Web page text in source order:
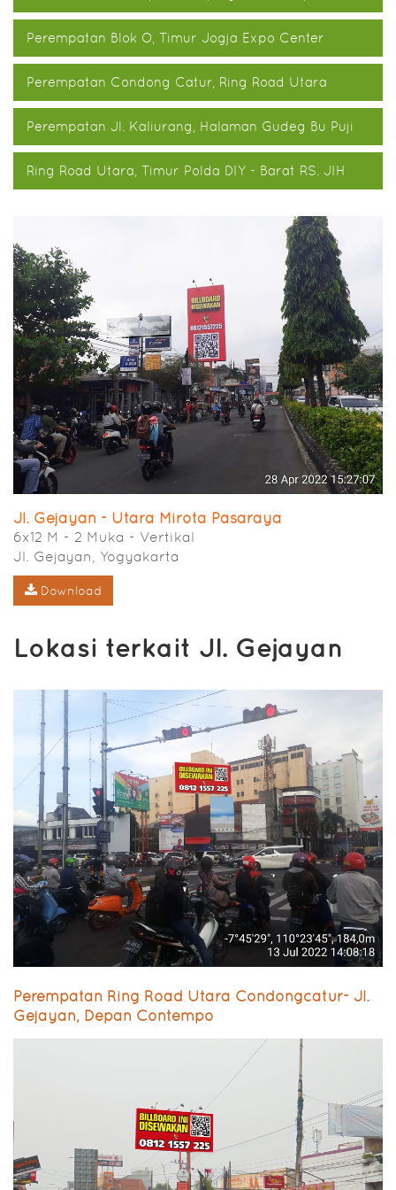
Perempatan Blok O, Timur Jogja Expo Center
Perempatan Condong Catur, Ring Road Utara
Perempatan Jl. Kaliurang, Halaman Gudeg Bu Puji
Ring Road Utara, Timur Polda DIY - Barat RS. JIH
Jl. Gejayan - Utara Mirota Pasaraya
6x12 M - 2 Muka - Vertikal
Jl. Gejayan, Yogyakarta
Download
Lokasi terkait Jl. Gejayan
Perempatan Ring Road Utara Condongcatur- Jl.
Gejayan, Depan Contempo